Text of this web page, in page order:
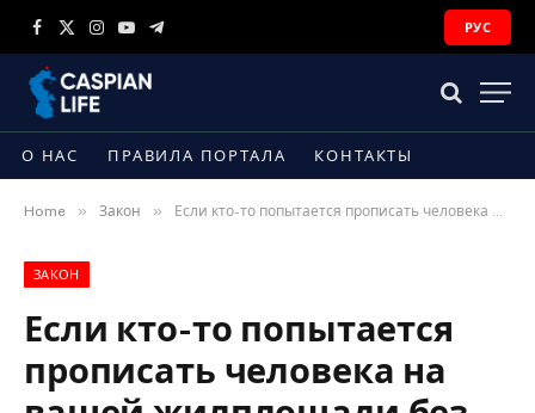
Facebook
X
Instagram
YouTubeTelegram
РУС
О НАС ПРАВИЛА ПОРТАЛА КОНТАКТЫ
Home » Закон » Если кто-то попытается прописать человека на вашей жилплощади без вашего участия
ЗАКОН
Если кто-то попытается
прописать человека на